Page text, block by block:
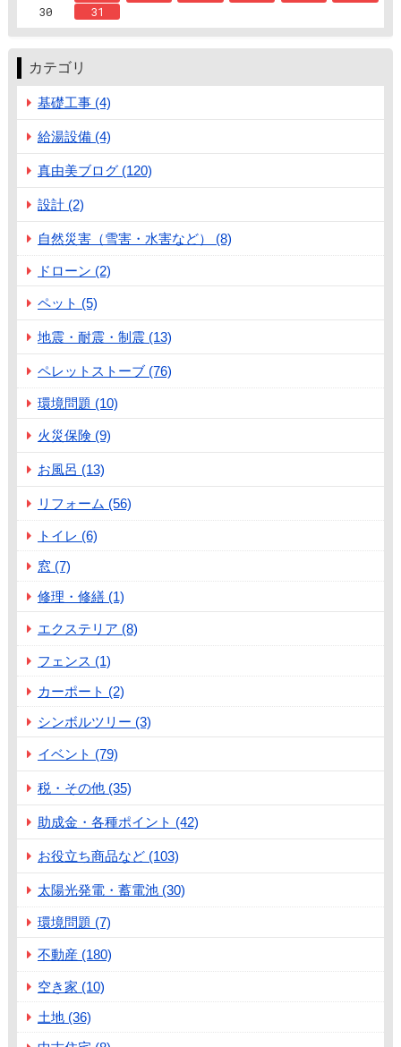
30
31
カテゴリ
基礎工事 (4)
給湯設備 (4)
真由美ブログ (120)
設計 (2)
自然災害（雪害・水害など） (8)
ドローン (2)
ペット (5)
地震・耐震・制震 (13)
ペレットストーブ (76)
環境問題 (10)
火災保険 (9)
お風呂 (13)
リフォーム (56)
トイレ (6)
窓 (7)
修理・修繕 (1)
エクステリア (8)
フェンス (1)
カーポート (2)
シンボルツリー (3)
イベント (79)
税・その他 (35)
助成金・各種ポイント (42)
お役立ち商品など (103)
太陽光発電・蓄電池 (30)
環境問題 (7)
不動産 (180)
空き家 (10)
土地 (36)